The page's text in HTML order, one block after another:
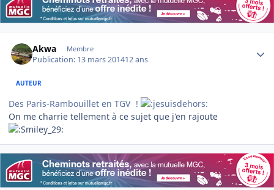
Akwa Membre
Publication: 13 mars 201412 ans
AUTEUR
Des Paris-Rambouillet en TGV !
On me charrie tellement à ce sujet que j'en rajoute